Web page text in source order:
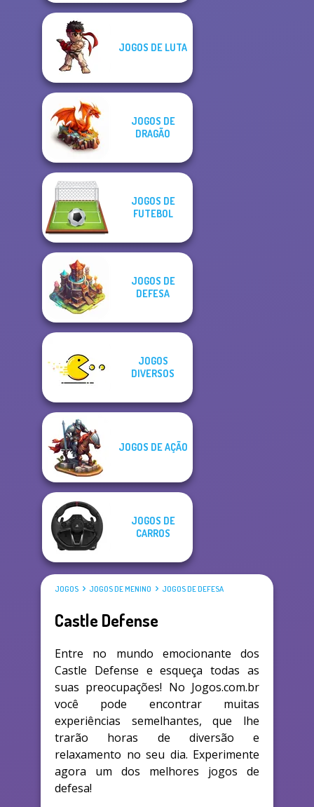
JOGOS DE LUTA
JOGOS DE
DRAGÃO
JOGOS DE
FUTEBOL
JOGOS DE
DEFESA
JOGOS
DIVERSOS
JOGOS DE AÇÃO
JOGOS DE
CARROS
JOGOS JOGOS DE MENINO JOGOS DE DEFESA
Castle Defense
Entre no mundo emocionante dos
Castle Defense e esqueça todas as
suas preocupações! No Jogos.com.br
você pode encontrar muitas
experiências semelhantes, que lhe
trarão horas de diversão e
relaxamento no seu dia. Experimente
agora um dos melhores jogos de
defesa!